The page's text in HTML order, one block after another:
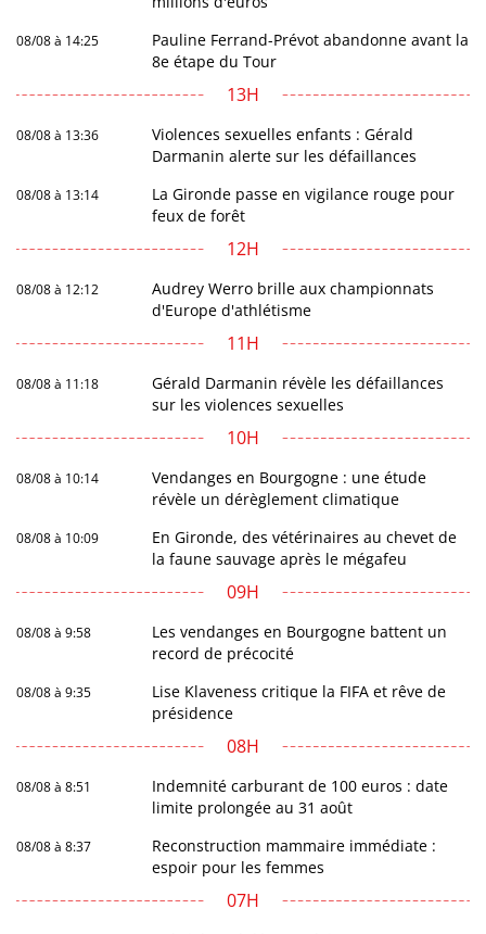
08/08 à 14:25
Pauline Ferrand-Prévot abandonne avant la
8e étape du Tour
13H
08/08 à 13:36
Violences sexuelles enfants : Gérald
Darmanin alerte sur les défaillances
08/08 à 13:14
La Gironde passe en vigilance rouge pour
feux de forêt
12H
08/08 à 12:12
Audrey Werro brille aux championnats
d'Europe d'athlétisme
11H
08/08 à 11:18
Gérald Darmanin révèle les défaillances
sur les violences sexuelles
10H
08/08 à 10:14
Vendanges en Bourgogne : une étude
révèle un dérèglement climatique
08/08 à 10:09
En Gironde, des vétérinaires au chevet de
la faune sauvage après le mégafeu
09H
08/08 à 9:58
Les vendanges en Bourgogne battent un
record de précocité
08/08 à 9:35
Lise Klaveness critique la FIFA et rêve de
présidence
08H
08/08 à 8:51
Indemnité carburant de 100 euros : date
limite prolongée au 31 août
08/08 à 8:37
Reconstruction mammaire immédiate :
espoir pour les femmes
07H